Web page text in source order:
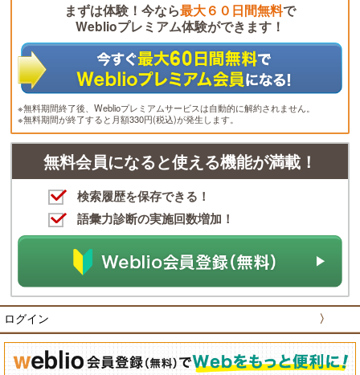
まずは体験！今なら最大６０日間無料で
Weblioプレミアム体験ができます！
※無料期間終了後、Weblioプレミアムサービスは自動的に解約されません。
※無料期間が終了すると月額330円(税込)が発生します。
無料会員になると使える機能が満載！
検索履歴を保存できる！
語彙力診断の実施回数増加！
ログイン 〉